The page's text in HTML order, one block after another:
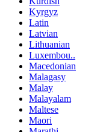
Kyrgyz
Latin
Latvian
Lithuanian
Luxembou..
Macedonian
Malagasy
Malay
Malayalam
Maltese
Maori